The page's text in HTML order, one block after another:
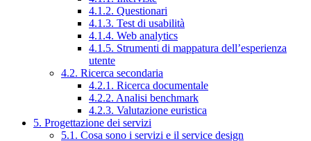
4.1.2. Questionari
4.1.3. Test di usabilità
4.1.4. Web analytics
4.1.5. Strumenti di mappatura dell’esperienza
utente
4.2. Ricerca secondaria
4.2.1. Ricerca documentale
4.2.2. Analisi benchmark
4.2.3. Valutazione euristica
5. Progettazione dei servizi
5.1. Cosa sono i servizi e il service design